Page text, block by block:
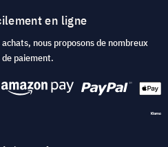
en ligne
nous proposons de nombreux
de paiement.